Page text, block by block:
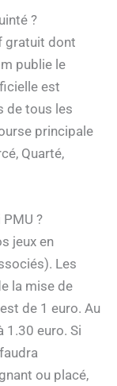
?
gratuit dont
publie le
est
de tous les
principale
Quarté,
?
jeux en
Les
la mise de
de 1 euro. Au
1.30 euro. Si
ou placé,